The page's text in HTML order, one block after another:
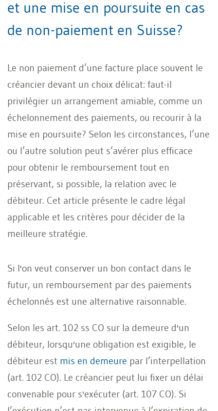
et une mise en poursuite en cas
de non-paiement en Suisse?
Le non paiement d’une facture place souvent le
créancier devant un choix délicat: faut-il
privilégier un arrangement amiable, comme un
échelonnement des paiements, ou recourir à la
mise en poursuite? Selon les circonstances, l’une
ou l’autre solution peut s’avérer plus efficace
pour obtenir le remboursement tout en
préservant, si possible, la relation avec le
débiteur. Cet article présente le cadre légal
applicable et les critères pour décider de la
meilleure stratégie.
Si l'on veut conserver un bon contact dans le
futur, un remboursement par des paiements
échelonnés est une alternative raisonnable.
Selon les art. 102 ss CO sur la demeure d'un
débiteur, lorsqu'une obligation est exigible, le
débiteur est mis en demeure par l’interpellation
(art. 102 CO). Le créancier peut lui fixer un délai
convenable pour s'exécuter (art. 107 CO). Si